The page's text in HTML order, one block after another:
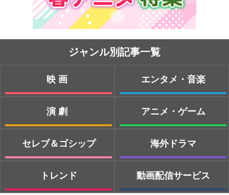
ジャンル別記事一覧
映画
演劇
セレブ＆ゴシップ
トレンド
エンタメ・音楽
アニメ・ゲーム
海外ドラマ
動画配信サービス